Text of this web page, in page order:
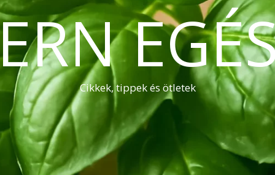
Cikkek, tippek és ötletek